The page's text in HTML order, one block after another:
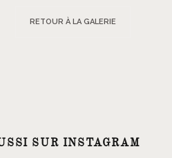
RETOUR À LA GALERIE
SUR INSTAGRAM